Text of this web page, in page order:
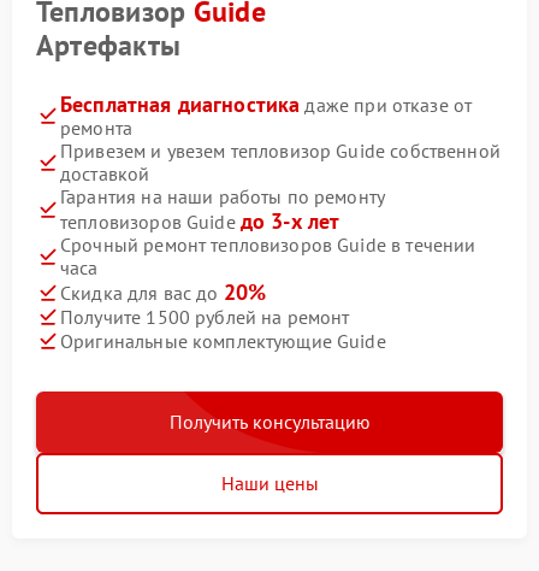
Тепловизор Guide
Артефакты
Бесплатная диагностика даже при отказе от
ремонта
Привезем и увезем тепловизор Guide собственной
доставкой
Гарантия на наши работы по ремонту
тепловизоров Guide до 3-х лет
Срочный ремонт тепловизоров Guide в течении
часа
Скидка для вас до 20%
Получите 1500 рублей на ремонт
Оригинальные комплектующие Guide
Получить консультацию
Наши цены